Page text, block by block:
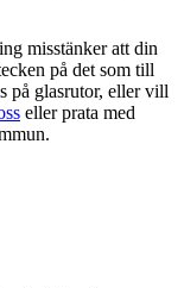
misstänker att din
på det som till
på glasrutor, eller vill
eller prata med